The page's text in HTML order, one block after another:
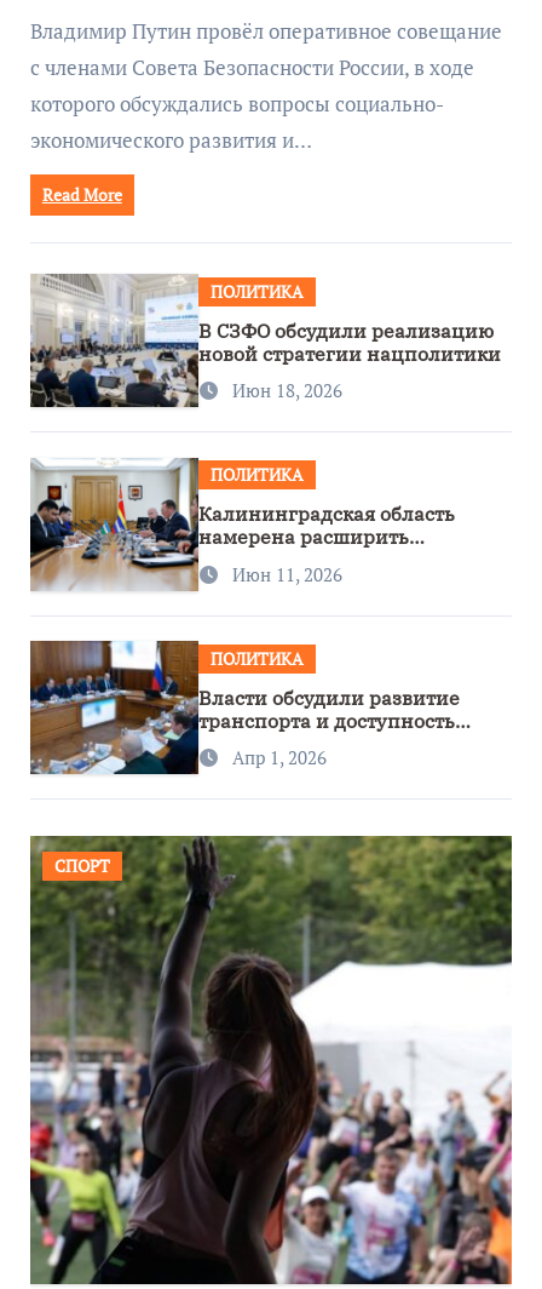
руководством Путина
Владимир Путин провёл оперативное совещание
с членами Совета Безопасности России, в ходе
которого обсуждались вопросы социально-
экономического развития и…
Read More
ПОЛИТИКА
В СЗФО обсудили реализацию
новой стратегии нацполитики
Июн 18, 2026
ПОЛИТИКА
Калининградская область
намерена расширить
сотрудничество с Узбекистаном
Июн 11, 2026
ПОЛИТИКА
Власти обсудили развитие
транспорта и доступность
региона
Апр 1, 2026
СПОРТ